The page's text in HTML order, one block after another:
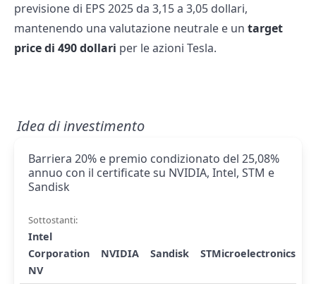
previsione di EPS 2025 da 3,15 a 3,05 dollari,
mantenendo una valutazione neutrale e un target
price di 490 dollari per le azioni Tesla.
Idea di investimento
Barriera 20% e premio condizionato del 25,08%
annuo con il certificate su NVIDIA, Intel, STM e
Sandisk
Sottostanti:
Intel
Corporation
NVIDIA Sandisk
STMicroelectronics
NV